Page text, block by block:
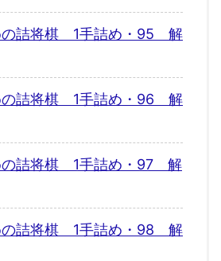
の詰将棋 1手詰め・95 解
の詰将棋 1手詰め・96 解
の詰将棋 1手詰め・97 解
の詰将棋 1手詰め・98 解